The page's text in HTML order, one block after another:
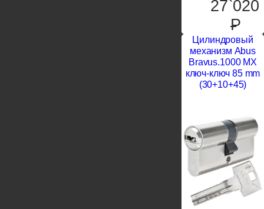
27`020
P
Цилиндровый
механизм Abus
Bravus.1000 MX
ключ-ключ 85 mm
(30+10+45)